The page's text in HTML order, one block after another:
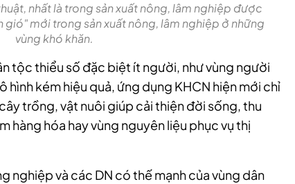
nhất là trong sản xuất nông, lâm nghiệp được
gió" mới trong sản xuất nông, lâm nghiệp ở những
vùng khó khăn.
tộc thiểu số đặc biệt ít người, như vùng người
hình kém hiệu quả, ứng dụng KHCN hiện mới chỉ
trồng, vật nuôi giúp cải thiện đời sống, thu
hàng hóa hay vùng nguyên liệu phục vụ thị
nghiệp và các DN có thế mạnh của vùng dân